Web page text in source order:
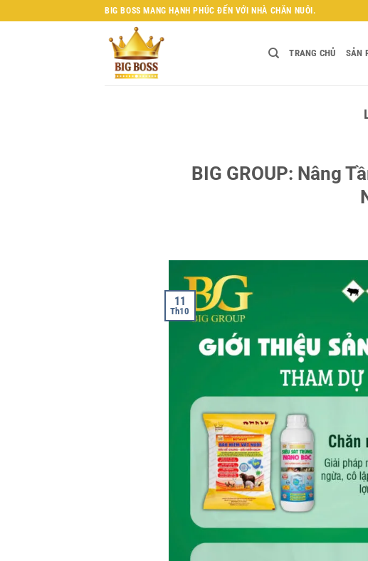
qua
BIG BOSS MANG HẠNH PHÚC ĐẾN VỚI NHÀ CHĂN NUÔI.
TRANG CHỦ SẢN
BIG GROUP: Nâng
11
Th10